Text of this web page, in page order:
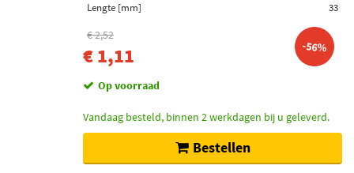
Lengte [mm]
33
€ 2,52
€ 1,11 -56%
Op voorraad
Vandaag besteld, binnen 2 werkdagen bij u geleverd.
Bestellen